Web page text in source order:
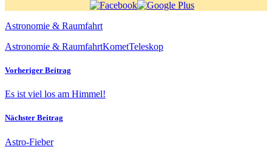
Astronomie & Raumfahrt
Astronomie & RaumfahrtKometTeleskop
Vorheriger Beitrag
Es ist viel los am Himmel!
Nächster Beitrag
Astro-Fieber